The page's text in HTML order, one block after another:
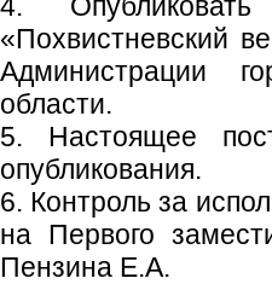
«Похвистневский
Администрации
области.
5. Настоящее
опубликования.
6. Контроль за
на Первого
Пензина Е.А.